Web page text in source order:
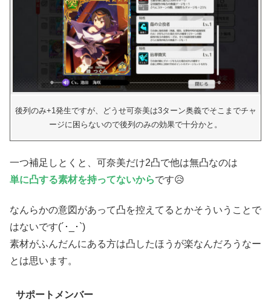
後列のみ+1発生ですが、どうせ可奈美は3ターン奥義でそこまでチャ
ージに困らないので後列のみの効果で十分かと。
一つ補足しとくと、可奈美だけ2凸で他は無凸なのは
単に凸する素材を持ってないからです😥
なんらかの意図があって凸を控えてるとかそういうことで
はないです(´･_･`)
素材がふんだんにある方は凸したほうが楽なんだろうなー
とは思います。
サポートメンバー